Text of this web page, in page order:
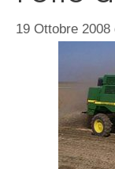
19 Ottobre 2008